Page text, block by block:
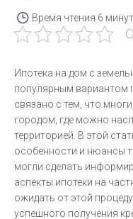
Время чтения 6 минут
Ипотека на дом с
популярным вариантом
связано с тем, что
городом, где можно
территорией. В этой
особенности и нюансы
могли сделать
аспекты ипотеки на
ожидать от этой
успешного получения